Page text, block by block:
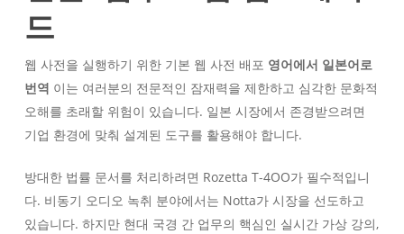
드
웹 사전을 실행하기 위한 기본 웹 사전 배포 영어에서 일본어로
번역 이는 여러분의 전문적인 잠재력을 제한하고 심각한 문화적
오해를 초래할 위험이 있습니다. 일본 시장에서 존경받으려면
기업 환경에 맞춰 설계된 도구를 활용해야 합니다.
방대한 법률 문서를 처리하려면 Rozetta T-4OO가 필수적입니
다. 비동기 오디오 녹취 분야에서는 Notta가 시장을 선도하고
있습니다. 하지만 현대 국경 간 업무의 핵심인 실시간 가상 강의,